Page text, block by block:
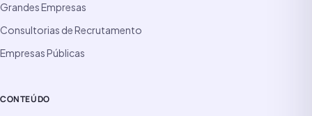
Grandes Empresas
Consultorias de Recrutamento
Empresas Públicas
CONTEÚDO